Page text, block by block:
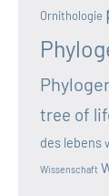
Ornithologie
tree of
des lebens
Wissenschaft